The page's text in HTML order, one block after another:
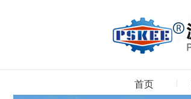
首页